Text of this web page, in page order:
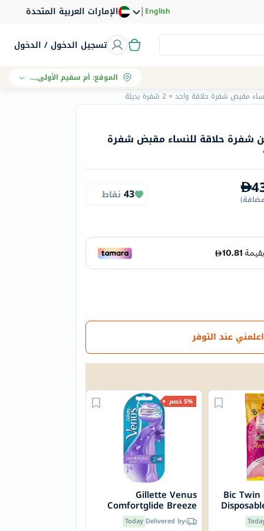
الإمارات العربية المتحدة |English
تسجيل الدخول / الدخول
الموقع:أم سقيم الأولى, دبي
شفرة حلاقة واحد + 2 شفرة بديلة
شفرة حلاقة للنساء مقبض شفرة
)
43 نقاط
اعلمني عند التوفر
5% خصم
Gillette Venus
Comfortglide Breeze
Women's Razor, Pack of
1 Handle + 2 Blades
Delivered by
Today
Bic Twin